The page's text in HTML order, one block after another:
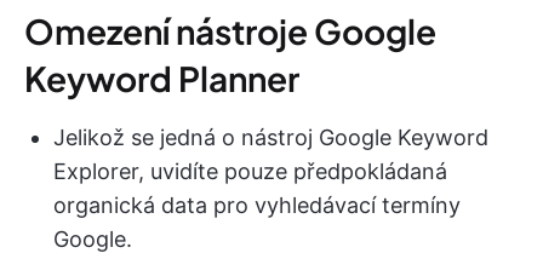
Omezení nástroje Google
Keyword Planner
Jelikož se jedná o nástroj Google Keyword
Explorer, uvidíte pouze předpokládaná
organická data pro vyhledávací termíny
Google.